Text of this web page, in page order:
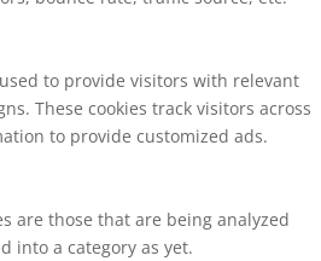
to provide visitors with relevant
These cookies track visitors across
to provide customized ads.
are those that are being analyzed
into a category as yet.